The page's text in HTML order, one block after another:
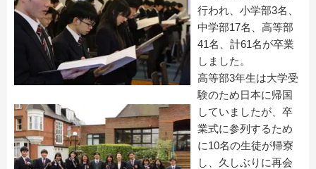
行われ、小学部3名、
中学部17名、高等部
41名、計61名が卒業
しました。
高等部3年生は大学受
験のため日本に帰国
していましたが、卒
業式に参列するため
に10名の生徒が帰寮
し、久しぶりに再会